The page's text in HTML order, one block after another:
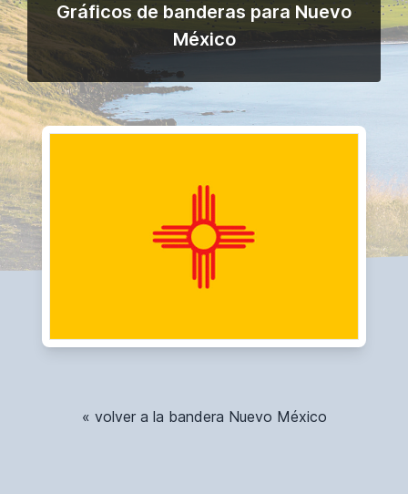
Gráficos de banderas para Nuevo
México
« volver a la bandera Nuevo México